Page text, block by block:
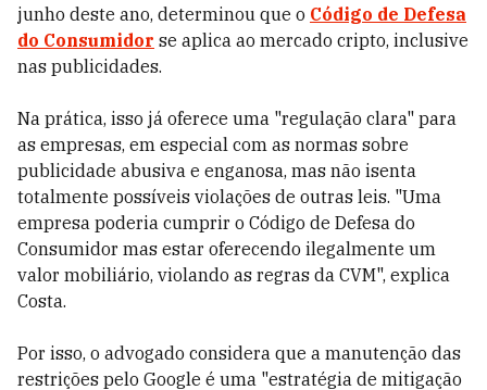
junho deste ano, determinou que o Código de Defesa
do Consumidor se aplica ao mercado cripto, inclusive
nas publicidades.
Na prática, isso já oferece uma "regulação clara" para
as empresas, em especial com as normas sobre
publicidade abusiva e enganosa, mas não isenta
totalmente possíveis violações de outras leis. "Uma
empresa poderia cumprir o Código de Defesa do
Consumidor mas estar oferecendo ilegalmente um
valor mobiliário, violando as regras da CVM", explica
Costa.
Por isso, o advogado considera que a manutenção das
restrições pelo Google é uma "estratégia de mitigação